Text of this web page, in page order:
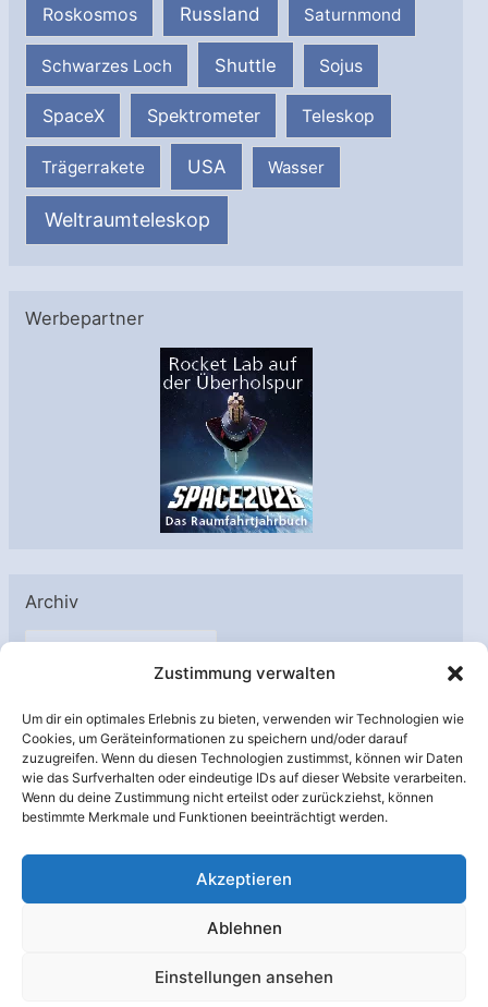
Zustimmung verwalten
Um dir ein optimales Erlebnis zu bieten, verwenden wir Technologien wie
Cookies, um Geräteinformationen zu speichern und/oder darauf
zuzugreifen. Wenn du diesen Technologien zustimmst, können wir Daten
wie das Surfverhalten oder eindeutige IDs auf dieser Website verarbeiten.
Wenn du deine Zustimmung nicht erteilst oder zurückziehst, können
bestimmte Merkmale und Funktionen beeinträchtigt werden.
Akzeptieren
Ablehnen
Einstellungen ansehen
Roskosmos Russland Saturnmond
Schwarzes Loch Shuttle Sojus
SpaceX Spektrometer Teleskop
Trägerrakete USA Wasser
Weltraumteleskop
Werbepartner
Archiv
A
h
i
v
Unterstützt von: